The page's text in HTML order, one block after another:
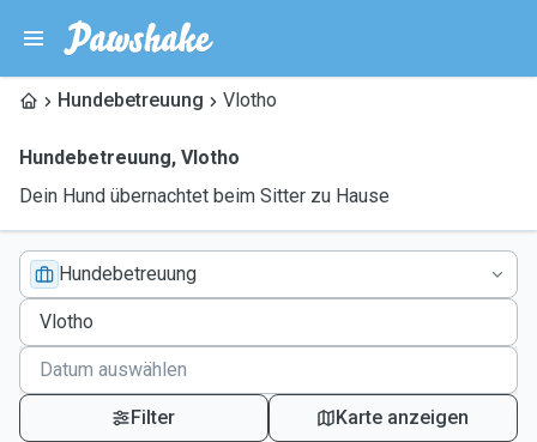
Hundebetreuung Vlotho
Hundebetreuung, Vlotho
Dein Hund übernachtet beim Sitter zu Hause
Hundebetreuung
Filter Karte anzeigen